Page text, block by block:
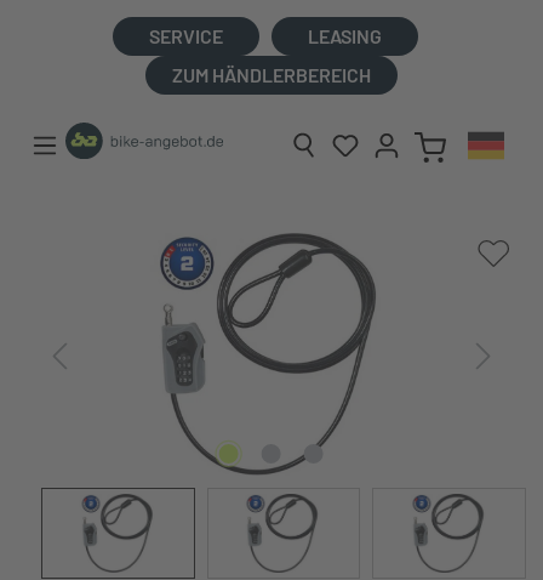
SERVICE
LEASING
ZUM HÄNDLERBEREICH
Bildergalerie überspringen